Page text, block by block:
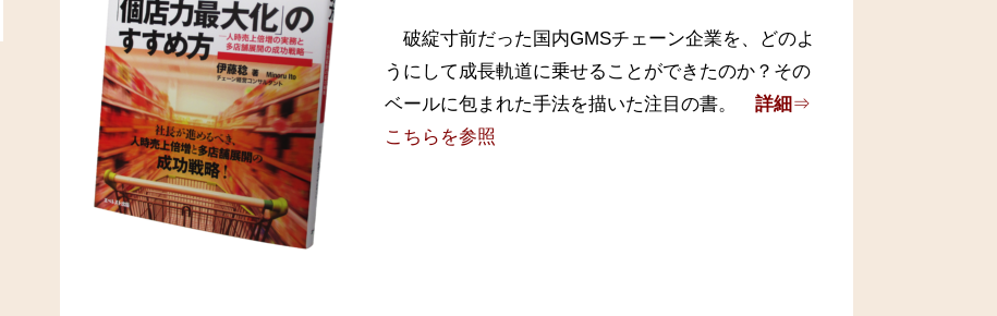
破綻寸前だった国内GMSチェーン企業を、どのよ
うにして成長軌道に乗せることができたのか？その
ベールに包まれた手法を描いた注目の書。
詳細 ⇒
こちらを参照